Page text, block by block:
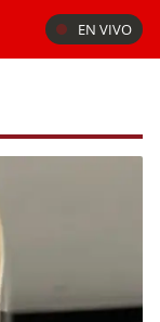
EN VIVO